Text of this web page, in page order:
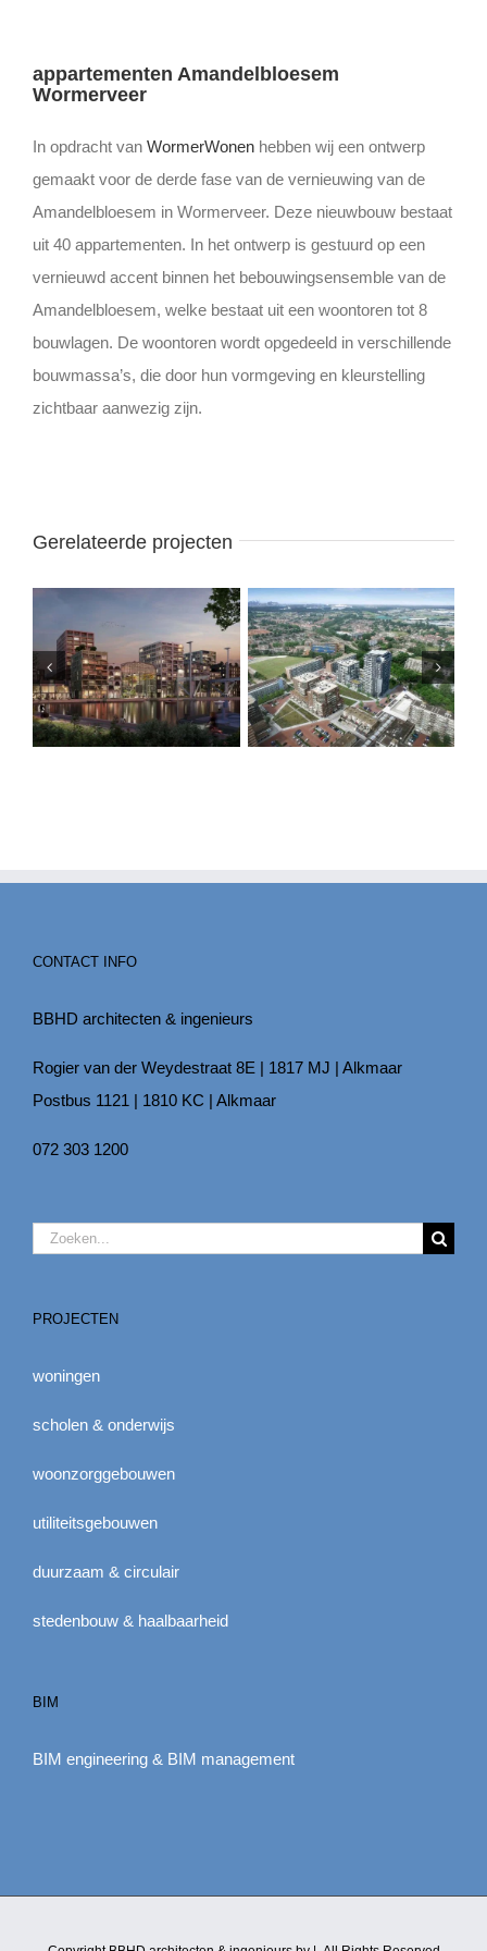
appartementen Amandelbloesem
Wormerveer
In opdracht van WormerWonen hebben wij een ontwerp
gemaakt voor de derde fase van de vernieuwing van de
Amandelbloesem in Wormerveer. Deze nieuwbouw bestaat
uit 40 appartementen. In het ontwerp is gestuurd op een
vernieuwd accent binnen het bebouwingsensemble van de
Amandelbloesem, welke bestaat uit een woontoren tot 8
bouwlagen. De woontoren wordt opgedeeld in verschillende
bouwmassa’s, die door hun vormgeving en kleurstelling
zichtbaar aanwezig zijn.
Gerelateerde projecten
CONTACT INFO
BBHD architecten & ingenieurs
Rogier van der Weydestraat 8E | 1817 MJ | Alkmaar
Postbus 1121 | 1810 KC | Alkmaar
072 303 1200
Zoeken
PROJECTEN
woningen
scholen & onderwijs
woonzorggebouwen
utiliteitsgebouwen
duurzaam & circulair
stedenbouw & haalbaarheid
BIM
BIM engineering & BIM management